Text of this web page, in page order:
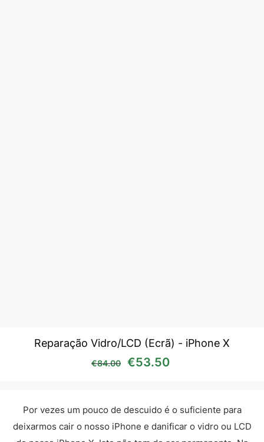
Reparação Vidro/LCD (Ecrã) - iPhone X
€84.00 O preço original era:
€53.50
Por vezes um pouco de descuido é o suficiente para
deixarmos cair o nosso iPhone e danificar o vidro ou LCD